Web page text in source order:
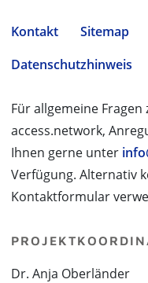
Kontakt Sitemap
Datenschutzhinweis
Für allgemeine
access.network,
Ihnen gerne unter
Verfügung. Alternativ
Kontaktformular
Dr. Anja Oberländer